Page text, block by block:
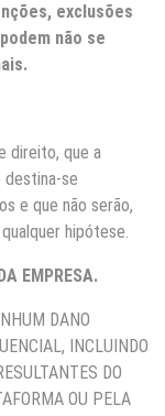
exclusões
não se
direito, que a
destina-se
e que não serão,
hipótese.
EMPRESA.
DANO
INCLUINDO
DO
OU PELA